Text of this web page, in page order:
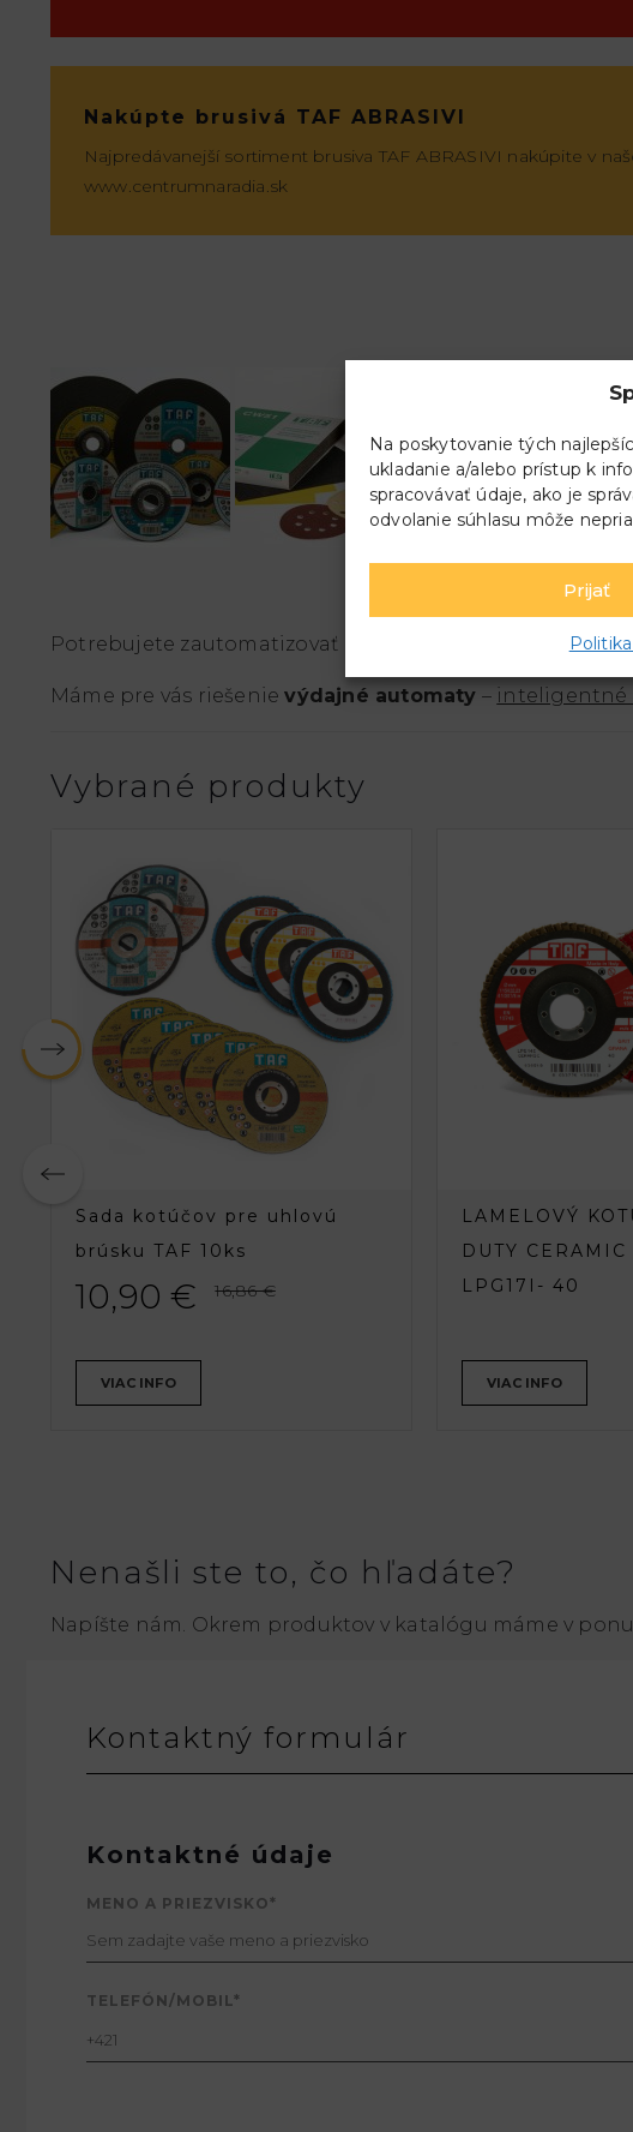
Na poskytovanie tých
ukladanie a/alebo prístup k
spracovávať údaje, ako je
odvolanie súhlasu môže
Prijať
Nakúpte brusivá TAF ABRASIVI
Najpredávanejší sortiment brusiva TAF ABRASIVI nakúpite v
www.centrumnaradia.sk
Potrebujete zautomatizovať kompexne skladé alebo
Máme pre vás riešenievýdajné automaty – inteligentné
Vybrané produkty
Sada kotúčov pre uhlovú
brúsku TAF 10ks
10,90 € 16,86 €
VIAC INFO
LAMELOVÝ
DUTY CERAMIC
LPG17I- 40
VIAC INFO
Nenašli ste to, čo hľadáte?
Napíšte nám. Okrem produktov v katalógu máme v
Kontaktný formulár
Kontaktné údaje
MENO A PRIEZVISKO*
TELEFÓN/MOBIL*